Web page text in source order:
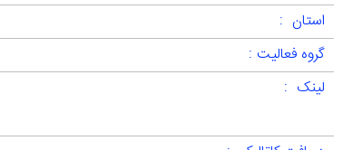
استان :
گروه فعالیت :
لینک :